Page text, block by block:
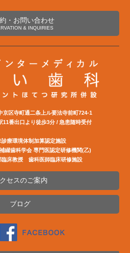
・お問い合わせ
& INQUIRIES
区寺町通二条上ル要法寺前町724-1
11番出口より徒歩3分 / 急患随時受付
診療環境体制加算認定施設
綴⻭科学会 専⾨医認定研修機関(⼄)
臨床教授 歯科医師臨床研修施設
セスのご案内
ブログ